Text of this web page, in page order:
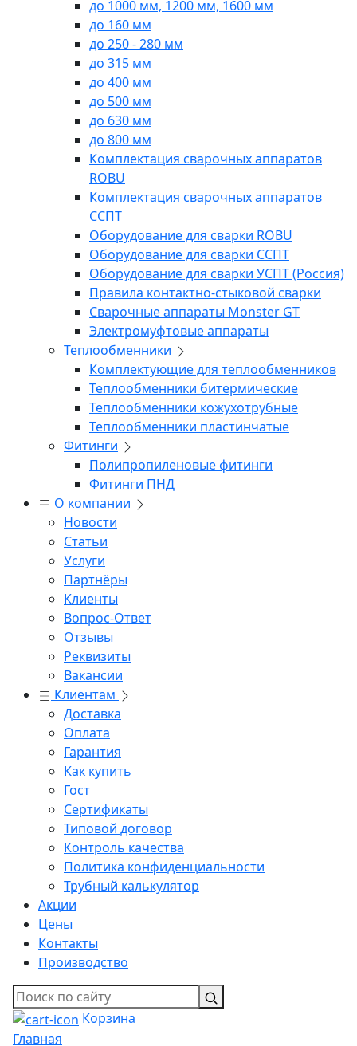
до 1000 мм, 1200 мм, 1600 мм
до 160 мм
до 250 - 280 мм
до 315 мм
до 400 мм
до 500 мм
до 630 мм
до 800 мм
Комплектация сварочных аппаратов
ROBU
Комплектация сварочных аппаратов
ССПТ
Оборудование для сварки ROBU
Оборудование для сварки ССПТ
Оборудование для сварки УСПТ (Россия)
Правила контактно-стыковой сварки
Сварочные аппараты Monster GT
Электромуфтовые аппараты
Теплообменники
Комплектующие для теплообменников
Теплообменники битермические
Теплообменники кожухотрубные
Теплообменники пластинчатые
Фитинги
Полипропиленовые фитинги
Фитинги ПНД
О компании
Новости
Статьи
Услуги
Партнёры
Клиенты
Вопрос-Ответ
Отзывы
Реквизиты
Вакансии
Клиентам
Доставка
Оплата
Гарантия
Как купить
Гост
Сертификаты
Типовой договор
Контроль качества
Политика конфиденциальности
Трубный калькулятор
Акции
Цены
Контакты
Производство
Корзина
Главная